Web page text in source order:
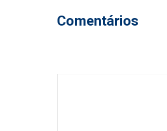
Comentários